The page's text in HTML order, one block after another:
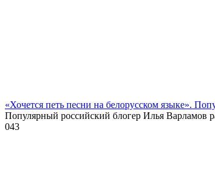
«Хочется петь песни на белорусском языке».
Популярный российский блогер Илья Варламов
043